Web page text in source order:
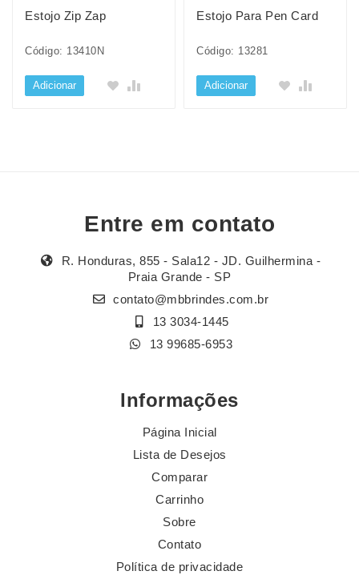
Estojo Zip Zap
Código: 13410N
Adicionar
Estojo Para Pen Card
Código: 13281
Adicionar
Entre em contato
R. Honduras, 855 - Sala12 - JD. Guilhermina -
Praia Grande - SP
contato@mbbrindes.com.br
13 3034-1445
13 99685-6953
Informações
Página Inicial
Lista de Desejos
Comparar
Carrinho
Sobre
Contato
Política de privacidade